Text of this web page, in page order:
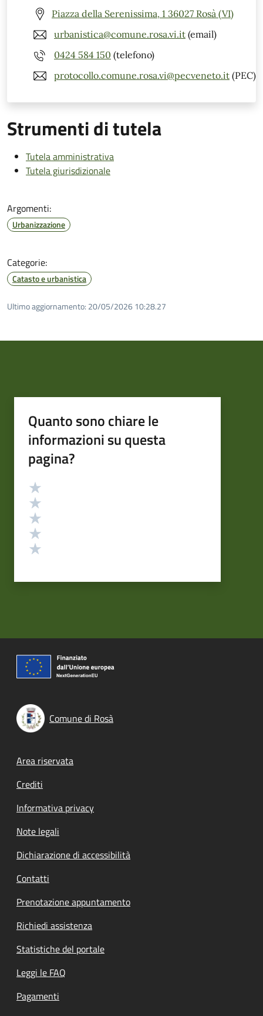
Piazza della Serenissima, 1 36027 Rosà (VI)
urbanistica@comune.rosa.vi.it (email)
0424 584 150 (telefono)
protocollo.comune.rosa.vi@pecveneto.it (PEC)
Strumenti di tutela
Tutela amministrativa
Tutela giurisdizionale
Argomenti:
Urbanizzazione
Categorie:
Catasto e urbanistica
Ultimo aggiornamento: 20/05/2026 10:28.27
Quanto sono chiare le
informazioni su questa
pagina?
Valutazione
Comune di Rosà
Footer menu
Area riservata
Crediti
Informativa privacy
Note legali
Dichiarazione di accessibilità
Contatti
Prenotazione appuntamento
Richiedi assistenza
Statistiche del portale
Leggi le FAQ
Pagamenti